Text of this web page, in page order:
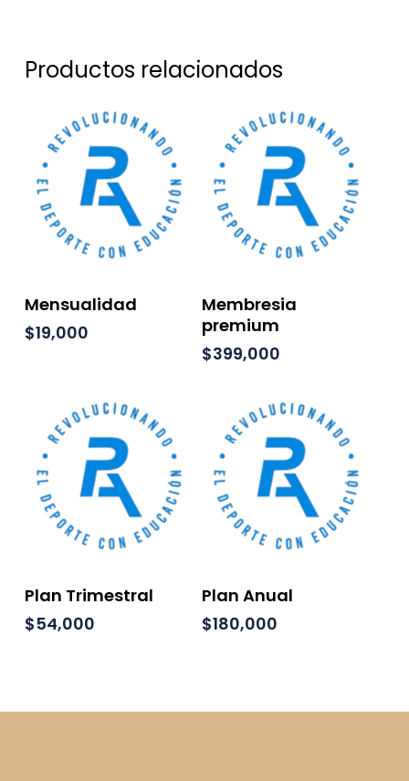
Productos relacionados
Añadir Al Carrito
Mensualidad
$19,000
Añadir Al Carrito
Membresia
premium
$399,000
Añadir Al Carrito
Plan Trimestral
$54,000
Añadir Al Carrito
Plan Anual
$180,000